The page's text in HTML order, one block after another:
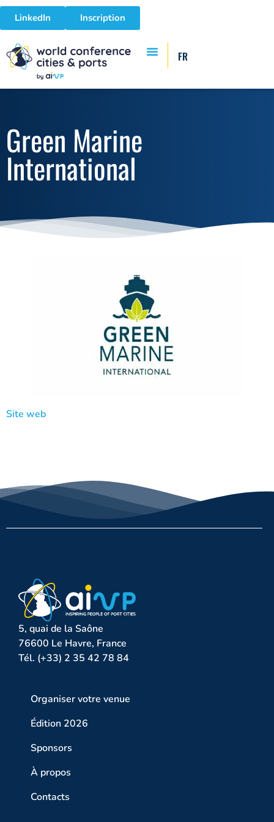
LinkedIn Inscription
FR
Green Marine
International
Site web
5, quai de la Saône
76600 Le Havre, France
Tél. (+33) 2 35 42 78 84
Organiser votre venue
Édition 2026
Sponsors
À propos
Contacts